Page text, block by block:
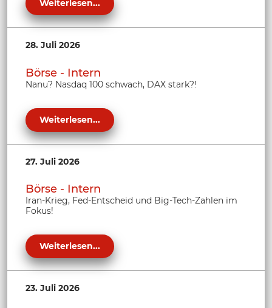
Weiterlesen...
28. Juli 2026
Börse - Intern
Nanu? Nasdaq 100 schwach, DAX stark?!
Weiterlesen...
27. Juli 2026
Börse - Intern
Iran-Krieg, Fed-Entscheid und Big-Tech-Zahlen im
Fokus!
Weiterlesen...
23. Juli 2026